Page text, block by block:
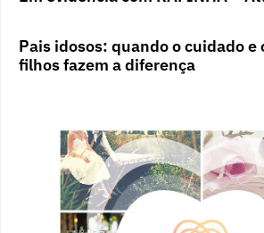
Pais idosos: quando o cuidado e
filhos fazem a diferença